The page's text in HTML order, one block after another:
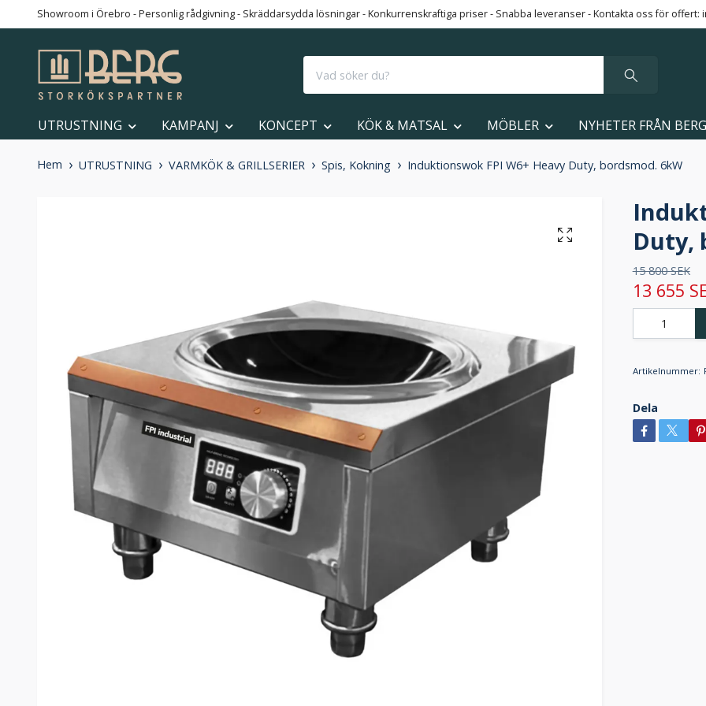
Showroom i Örebro - Personlig rådgivning - Skräddarsydda lösningar - Konkurrenskraftiga priser - Snabba leveranser - Kontakta oss för offert:
UTRUSTNING KAMPANJ KONCEPT KÖK & MATSAL MÖBLER NYHETER FRÅN BERG
Hem UTRUSTNING VARMKÖK & GRILLSERIER Spis, Kokning Induktionswok FPI W6+ Heavy Duty, bordsmod. 6kW
Duty,
15 800 SEK
13 655
Artikelnummer:
Dela